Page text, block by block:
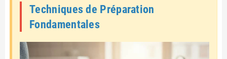
Techniques de Préparation
Fondamentales